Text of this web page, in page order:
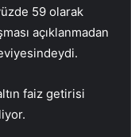
yüzde 59 olarak
açıklanmadan
faiz getirisi